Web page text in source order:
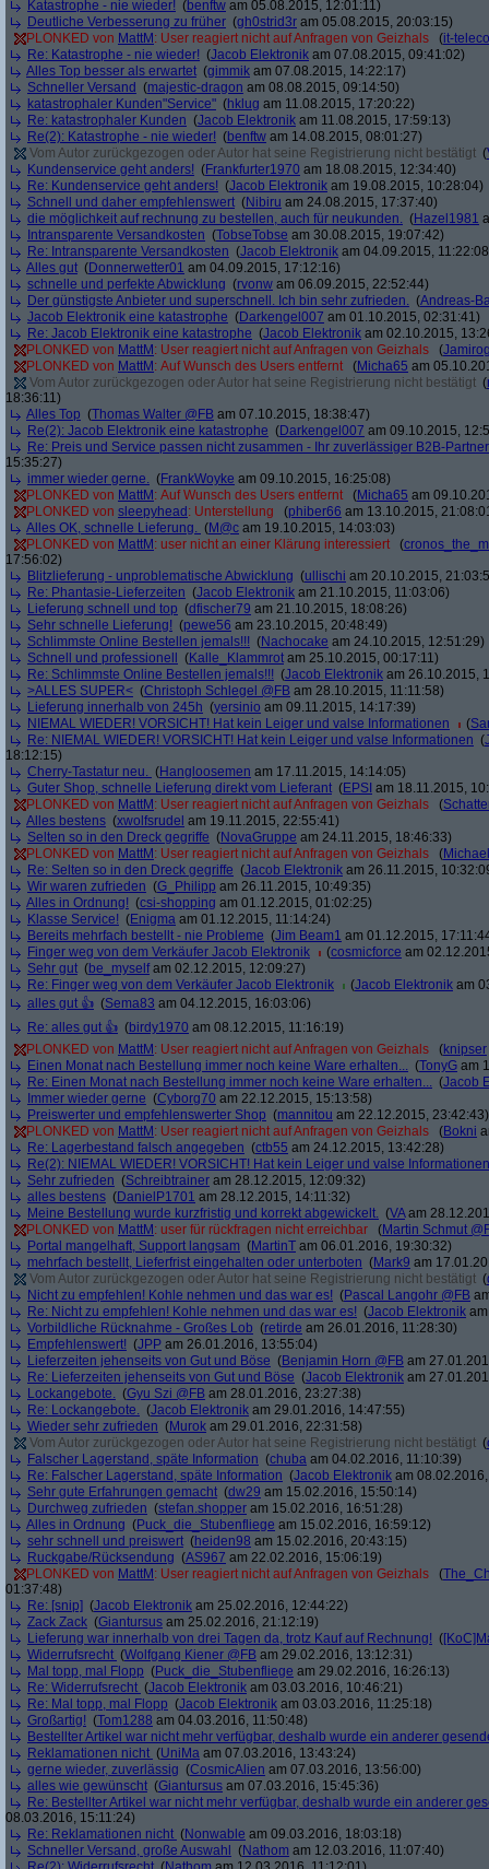
Katastrophe - nie wieder! (benftw am 05.08.2015, 12:01:11)
Deutliche Verbesserung zu früher (gh0strid3r am 05.08.2015, 20:03:15)
PLONKED von MattM : User reagiert nicht auf Anfragen von Geizhals (it-
Re: Katastrophe - nie wieder! (Jacob Elektronik am 07.08.2015, 09:41:02)
Alles Top besser als erwartet (gimmik am 07.08.2015, 14:22:17)
Schneller Versand (majestic-dragon am 08.08.2015, 09:14:50)
katastrophaler Kunden"Service" (hklug am 11.08.2015, 17:20:22)
Re: katastrophaler Kunden (Jacob Elektronik am 11.08.2015, 17:59:13)
Re(2): Katastrophe - nie wieder! (benftw am 14.08.2015, 08:01:27)
Vom Autor zurückgezogen oder Autor hat seine Registrierung nicht bestätigt (
Kundenservice geht anders! (Frankfurter1970 am 18.08.2015, 12:34:40)
Re: Kundenservice geht anders! (Jacob Elektronik am 19.08.2015, 10:28:04)
Schnell und daher empfehlenswert (Nibiru am 24.08.2015, 17:37:40)
die möglichkeit auf rechnung zu bestellen, auch für neukunden. (Hazel1981
Intransparente Versandkosten (TobseTobse am 30.08.2015, 19:07:42)
Re: Intransparente Versandkosten (Jacob Elektronik am 04.09.2015,
Alles gut (Donnerwetter01 am 04.09.2015, 17:12:16)
schnelle und perfekte Abwicklung (rvonw am 06.09.2015, 22:52:44)
Der günstigste Anbieter und superschnell. Ich bin sehr zufrieden. (Andreas-
Jacob Elektronik eine katastrophe (Darkengel007 am 01.10.2015, 02:31:41)
Re: Jacob Elektronik eine katastrophe (Jacob Elektronik am 02.10.2015,
PLONKED von MattM : User reagiert nicht auf Anfragen von Geizhals (
PLONKED von MattM : Auf Wunsch des Users entfernt (Micha65 am
Vom Autor zurückgezogen oder Autor hat seine Registrierung nicht bestätigt (
18:36:11)
Alles Top (Thomas Walter @FB am 07.10.2015, 18:38:47)
Re(2): Jacob Elektronik eine katastrophe (Darkengel007 am 09.10.2015,
Re: Preis und Service passen nicht zusammen - Ihr zuverlässiger B2B-Partner
15:35:27)
immer wieder gerne. (FrankWoyke am 09.10.2015, 16:25:08)
PLONKED von MattM : Auf Wunsch des Users entfernt (Micha65 am
PLONKED von sleepyhead : Unterstellung (phiber66 am 13.10.2015,
Alles OK, schnelle Lieferung. (M@c am 19.10.2015, 14:03:03)
PLONKED von MattM : user nicht an einer Klärung interessiert (
17:56:02)
Blitzlieferung - unproblematische Abwicklung (ullischi am 20.10.2015,
Re: Phantasie-Lieferzeiten (Jacob Elektronik am 21.10.2015, 11:03:06)
Lieferung schnell und top (dfischer79 am 21.10.2015, 18:08:26)
Sehr schnelle Lieferung! (pewe56 am 23.10.2015, 20:48:49)
Schlimmste Online Bestellen jemals!!! (Nachocake am 24.10.2015, 12:51:29)
Schnell und professionell
(Kalle_Klammrot am 25.10.2015, 00:17:11)
Re: Schlimmste Online Bestellen jemals!!! (Jacob Elektronik am 26.10.2015,
>ALLES SUPER< (Christoph Schlegel @FB am 28.10.2015, 11:11:58)
Lieferung innerhalb von 245h (yersinio am 09.11.2015, 14:17:39)
NIEMAL WIEDER! VORSICHT! Hat kein Leiger und valse Informationen
(
Re: NIEMAL WIEDER! VORSICHT! Hat kein Leiger und valse Informationen (
18:12:15)
Cherry-Tastatur neu. (Hangloosemen am 17.11.2015, 14:14:05)
Guter Shop, schnelle Lieferung direkt vom Lieferant (EPSI am 18.11.2015,
PLONKED von MattM : User reagiert nicht auf Anfragen von Geizhals (
Alles bestens (xwolfsrudel am 19.11.2015, 22:55:41)
Selten so in den Dreck gegriffe (NovaGruppe am 24.11.2015, 18:46:33)
PLONKED von MattM : User reagiert nicht auf Anfragen von Geizhals (
Re: Selten so in den Dreck gegriffe (Jacob Elektronik am 26.11.2015,
Wir waren zufrieden (G_Philipp am 26.11.2015, 10:49:35)
Alles in Ordnung! (csi-shopping am 01.12.2015, 01:02:25)
Klasse Service! (Enigma am 01.12.2015, 11:14:24)
Bereits mehrfach bestellt - nie Probleme (Jim Beam1 am 01.12.2015,
Finger weg von dem Verkäufer Jacob Elektronik
(cosmicforce am
Sehr gut (be_myselfam 02.12.2015, 12:09:27)
Re: Finger weg von dem Verkäufer Jacob Elektronik
(Jacob Elektronik am
alles gut 👍 (Sema83 am 04.12.2015, 16:03:06)
Re: alles gut 👍 (birdy1970 am 08.12.2015, 11:16:19)
PLONKED von MattM : User reagiert nicht auf Anfragen von Geizhals (knipser
Einen Monat nach Bestellung immer noch keine Ware erhalten... (TonyG am
Re: Einen Monat nach Bestellung immer noch keine Ware erhalten... (Jacob
Immer wieder gerne (Cyborg70 am 22.12.2015, 15:13:58)
Preiswerter und empfehlenswerter Shop (mannitou am 22.12.2015, 23:42:43)
PLONKED von MattM : User reagiert nicht auf Anfragen von Geizhals (Bokni
Re: Lagerbestand falsch angegeben (ctb55 am 24.12.2015, 13:42:28)
Re(2): NIEMAL WIEDER! VORSICHT! Hat kein Leiger und valse Informationen
Sehr zufrieden (Schreibtrainer am 28.12.2015, 12:09:32)
alles bestens (DanielP1701 am 28.12.2015, 14:11:32)
Meine Bestellung wurde kurzfristig und korrekt abgewickelt. (VAam
PLONKED von MattM : user für rückfragen nicht erreichbar (Martin Schmut
Portal mangelhaft, Support langsam (MartinT am 06.01.2016, 19:30:32)
mehrfach bestellt, Lieferfrist eingehalten oder unterboten (Mark9 am
Vom Autor zurückgezogen oder Autor hat seine Registrierung nicht bestätigt (
Nicht zu empfehlen! Kohle nehmen und das war es! (Pascal Langohr @FB
Re: Nicht zu empfehlen! Kohle nehmen und das war es! (Jacob Elektronik
Vorbildliche Rücknahme - Großes Lob (retirde am 26.01.2016, 11:28:30)
Empfehlenswert! (JPP am 26.01.2016, 13:55:04)
Lieferzeiten jehenseits von Gut und Böse (Benjamin Horn @FB am
Re: Lieferzeiten jehenseits von Gut und Böse (Jacob Elektronik am
Lockangebote. (Gyu Szi @FB am 28.01.2016, 23:27:38)
Re: Lockangebote. (Jacob Elektronik am 29.01.2016, 14:47:55)
Wieder sehr zufrieden (Murok am 29.01.2016, 22:31:58)
Vom Autor zurückgezogen oder Autor hat seine Registrierung nicht bestätigt (
Falscher Lagerstand, späte Information (chuba am 04.02.2016, 11:10:39)
Re: Falscher Lagerstand, späte Information (Jacob Elektronik am
Sehr gute Erfahrungen gemacht (dw29 am 15.02.2016, 15:50:14)
Durchweg zufrieden (stefan.shopper am 15.02.2016, 16:51:28)
Alles in Ordnung (Puck_die_Stubenfliege am 15.02.2016, 16:59:12)
sehr schnell und preiswert (heiden98 am 15.02.2016, 20:43:15)
Ruckgabe/Rücksendung (AS967 am 22.02.2016, 15:06:19)
PLONKED von MattM : User reagiert nicht auf Anfragen von Geizhals (
01:37:48)
Re: [snip] (Jacob Elektronik am 25.02.2016, 12:44:22)
Zack Zack (Giantursus am 25.02.2016, 21:12:19)
Lieferung war innerhalb von drei Tagen da, trotz Kauf auf Rechnung! (
Widerrufsrecht (Wolfgang Kiener @FB am 29.02.2016, 13:12:31)
Mal topp, mal Flopp (Puck_die_Stubenfliege am 29.02.2016, 16:26:13)
Re: Widerrufsrecht (Jacob Elektronik am 03.03.2016, 10:46:21)
Re: Mal topp, mal Flopp (Jacob Elektronik am 03.03.2016, 11:25:18)
Großartig! (Tom1288 am 04.03.2016, 11:50:48)
Bestellter Artikel war nicht mehr verfügbar, deshalb wurde ein anderer
Reklamationen nicht (UniMa am 07.03.2016, 13:43:24)
gerne wieder, zuverlässig (CosmicAlien am 07.03.2016, 13:56:00)
alles wie gewünscht (Giantursus am 07.03.2016, 15:45:36)
Re: Bestellter Artikel war nicht mehr verfügbar, deshalb wurde ein anderer
08.03.2016, 15:11:24)
Re: Reklamationen nicht (Nonwable am 09.03.2016, 18:03:18)
Schneller Versand, große Auswahl
(Nathom am 12.03.2016, 11:07:40)